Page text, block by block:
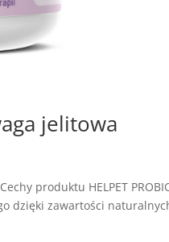
jelitowa
produktu HELPET
dzięki zawartości